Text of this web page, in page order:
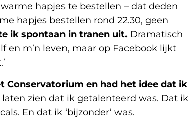
hapjes te bestellen – dat deden
hapjes bestellen rond 22.30, geen
ik spontaan in tranen uit. Dramatisch
en m’n leven, maar op Facebook lijkt
Conservatorium en had het idee dat ik
zien dat ik getalenteerd was. Dat ik
En dat ik ‘bijzonder’ was.